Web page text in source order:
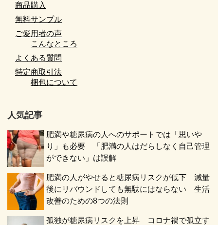
商品購入
無料サンプル
ご愛用者の声
こんなところ
よくある質問
特定商取引法
梱包について
人気記事
肥満や糖尿病の人へのサポートでは「思いや
り」も必要 「肥満の人はだらしなく自己管理
ができない」は誤解
肥満の人がやせると糖尿病リスクが低下 減量
後にリバウンドしても無駄にはならない 生活
改善のための8つの法則
孤独が糖尿病リスクを上昇 コロナ禍で孤立す